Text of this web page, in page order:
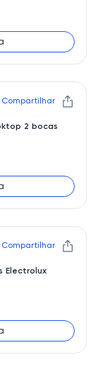
Compartilhar
2 bocas
Compartilhar
Electrolux